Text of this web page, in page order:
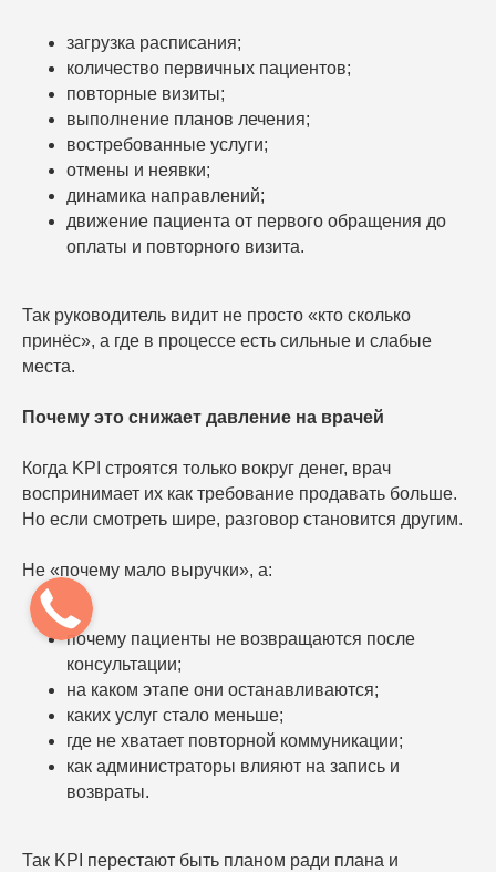
загрузка расписания;
количество первичных пациентов;
повторные визиты;
выполнение планов лечения;
востребованные услуги;
отмены и неявки;
динамика направлений;
движение пациента от первого обращения до
оплаты и повторного визита.
Так руководитель видит не просто «кто сколько
принёс», а где в процессе есть сильные и слабые
места.
Почему это снижает давление на врачей
Когда KPI строятся только вокруг денег, врач
воспринимает их как требование продавать больше.
Но если смотреть шире, разговор становится другим.
Не «почему мало выручки», а:
почему пациенты не возвращаются после
консультации;
на каком этапе они останавливаются;
каких услуг стало меньше;
где не хватает повторной коммуникации;
как администраторы влияют на запись и
возвраты.
Так KPI перестают быть планом ради плана и
Технолоджи»
8 (812) 209 08 12
Частные клиники
Частные стоматологии
Сети и франшизы
НАПРАВЛЕНИЯ
09:00 - 18:00
Блог
Кейсы
Обучение
Вебинары
Правовая информация
Политика обработки персональных данных
Лицензионный договор-оферта
Деятельность в области ИТ